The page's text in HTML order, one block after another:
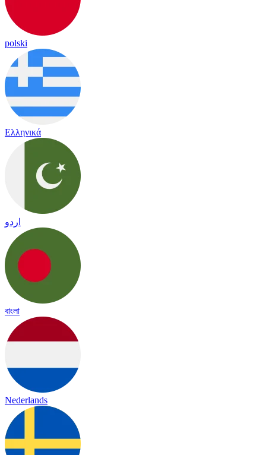
polski
Ελληνικά
اردو
বাংলা
Nederlands